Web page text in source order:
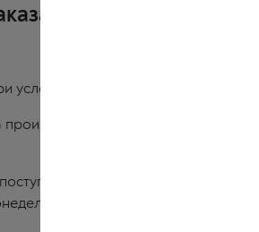
что оплата внесена до 14-
заказами;
по пятницу (суббота и